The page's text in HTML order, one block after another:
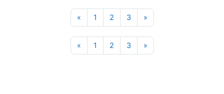
«Попередня сторінка
1 Сторінка 1
2Сторінка 2
3Сторінка 3
»Наступна сторінка
«Попередня сторінка
1 Сторінка 1
2Сторінка 2
3Сторінка 3
»Наступна сторінка